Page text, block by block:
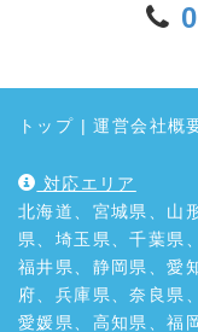
トップ |運営会社概
対応エリア
北海道、宮城県、山
県、埼玉県、千葉県
福井県、静岡県、愛
府、兵庫県、奈良県
愛媛県、高知県、福